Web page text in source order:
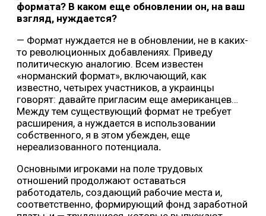
формата? В каком еще обновлении он, на ваш
взгляд, нуждается?
— Формат нуждается не в обновлении, не в каких-
то революционных добавлениях. Приведу
политическую аналогию. Всем известен
«норманский формат», включающий, как
известно, четырех участников, а украинцы
говорят: давайте пригласим еще американцев…
Между тем существующий формат не требует
расширения, а нуждается в использовании
собственного, я в этом убежден, еще
нереализованного потенциала.
Основными игроками на поле трудовых
отношений продолжают оставаться
работодатель, создающий рабочие места и,
соответственно, формирующий фонд заработной